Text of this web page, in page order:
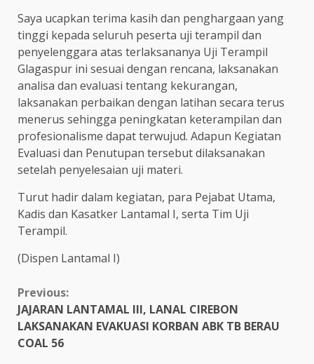
Saya ucapkan terima kasih dan penghargaan yang
tinggi kepada seluruh peserta uji terampil dan
penyelenggara atas terlaksananya Uji Terampil
Glagaspur ini sesuai dengan rencana, laksanakan
analisa dan evaluasi tentang kekurangan,
laksanakan perbaikan dengan latihan secara terus
menerus sehingga peningkatan keterampilan dan
profesionalisme dapat terwujud. Adapun Kegiatan
Evaluasi dan Penutupan tersebut dilaksanakan
setelah penyelesaian uji materi.
Turut hadir dalam kegiatan, para Pejabat Utama,
Kadis dan Kasatker Lantamal I, serta Tim Uji
Terampil.
(Dispen Lantamal I)
Continue
Reading
Previous:
JAJARAN LANTAMAL III, LANAL CIREBON
LAKSANAKAN EVAKUASI KORBAN ABK TB BERAU
COAL 56